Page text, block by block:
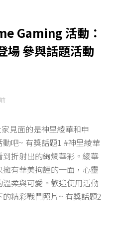
Gaming 活動：
場 參與話題活動
見面的是神里綾華和申
吧~ 有獎話題1 #神里綾華
折射出的絢爛華彩。綾華
有華美拘謹的一面，心靈
柔與可愛。歡迎使用活動
精彩戰鬥照片~ 有獎話題2